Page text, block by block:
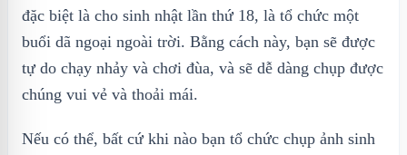
đặc biệt là cho sinh nhật lần thứ 18, là tổ chức một
buổi dã ngoại ngoài trời. Bằng cách này, bạn sẽ được
tự do chạy nhảy và chơi đùa, và sẽ dễ dàng chụp được
chúng vui vẻ và thoải mái.
Nếu có thể, bất cứ khi nào bạn tổ chức chụp ảnh sinh